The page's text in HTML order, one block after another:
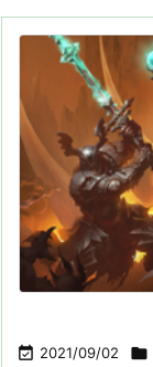
 2021/09/02 